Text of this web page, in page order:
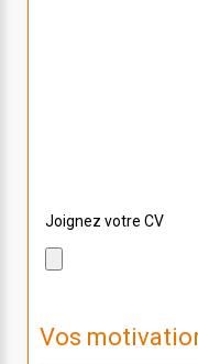
Joignez votre CV
Vos